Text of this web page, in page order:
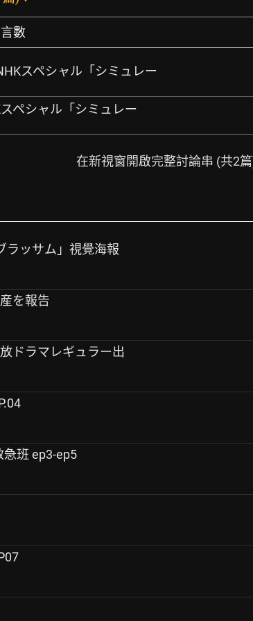
數
スペシャル「シミュレー
ペシャル「シミュレー
在新視窗開啟完整討論串 (共2
ラッサム」視覺海報
を報告
ドラマレギュラー出
急班 ep3-ep5